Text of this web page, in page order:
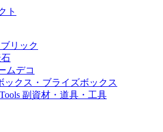
ト
リック
ムデコ
ックス・ブライズボックス
副資材・道具・工具